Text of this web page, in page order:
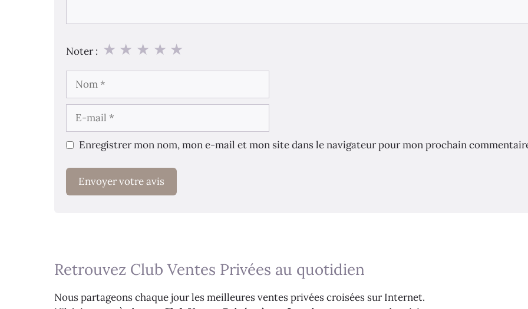
Noter : ★
★
★
★
★
mail
Enregistrer mon nom, mon e-mail et mon site dans le navigateur pour mon prochain
Retrouvez Club Ventes Privées au quotidien
Nous partageons chaque jour les meilleures ventes privées croisées sur Internet.